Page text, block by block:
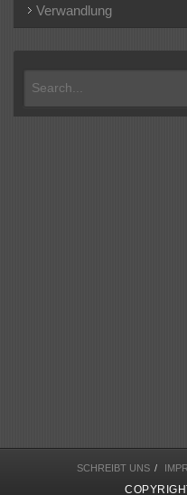
Verwandlung
SCHREIBT UNS /